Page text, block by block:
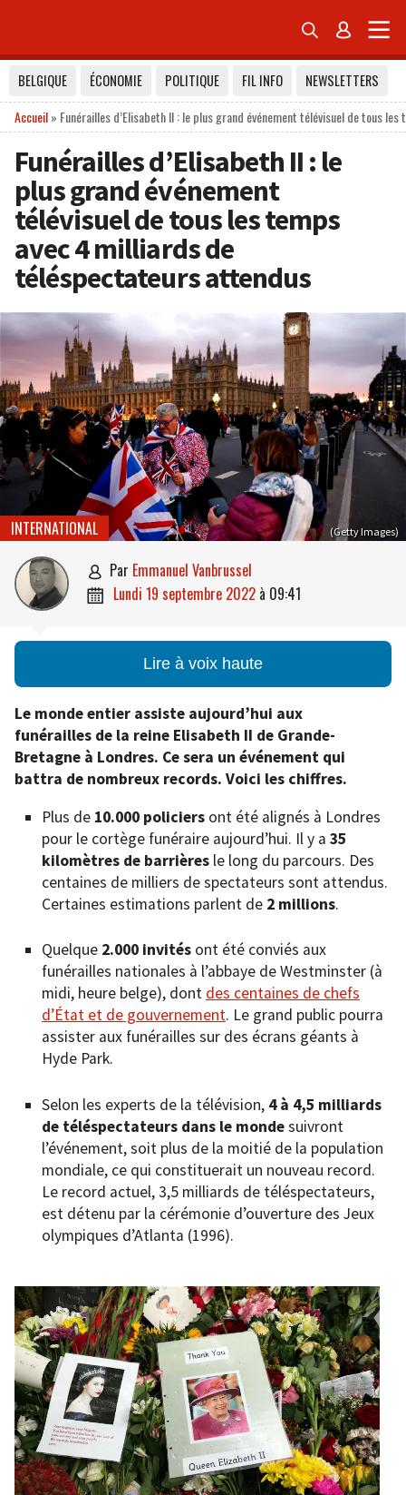
 
BELGIQUE ÉCONOMIE POLITIQUE FIL INFO
NEWSLETTERS
Accueil» Funérailles d’Elisabeth II : le plus grand événement télévisuel de tous
Funérailles d’Elisabeth II : le
plus grand événement
télévisuel de tous les temps
avec 4 milliards de
téléspectateurs attendus
(Getty Images)
INTERNATIONAL
 par Emmanuel Vanbrussel
 lundi 19 septembre 2022 à 09:41
Lire à voix haute
Le monde entier assiste aujourd’hui aux
funérailles de la reine Elisabeth II de Grande-
Bretagne à Londres. Ce sera un événement qui
battra de nombreux records. Voici les chiffres.
Plus de 10.000 policiers ont été alignés à Londres
pour le cortège funéraire aujourd’hui. Il y a 35
kilomètres de barrières le long du parcours. Des
centaines de milliers de spectateurs sont attendus.
Certaines estimations parlent de 2 millions.
Quelque 2.000 invités ont été conviés aux
funérailles nationales à l’abbaye de Westminster (à
midi, heure belge), dont des centaines de chefs
d’État et de gouvernement. Le grand public pourra
assister aux funérailles sur des écrans géants à
Hyde Park.
Selon les experts de la télévision, 4 à 4,5 milliards
de téléspectateurs dans le mondesuivront
l’événement, soit plus de la moitié de la population
mondiale, ce qui constituerait un nouveau record.
Le record actuel, 3,5 milliards de téléspectateurs,
est détenu par la cérémonie d’ouverture des Jeux
olympiques d’Atlanta (1996).